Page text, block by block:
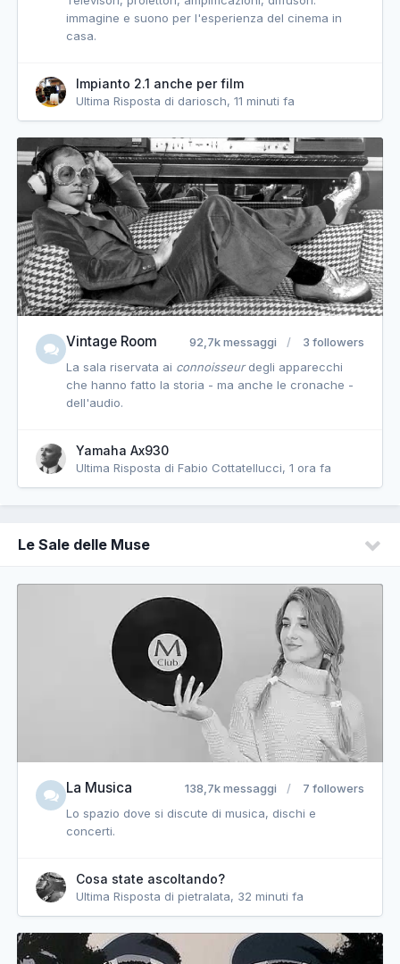
immagine e suono per l'esperienza del cinema in
casa.
Impianto 2.1 anche per film
Ultima Risposta di dariosch, 11 minuti fa
Vintage Room 92,7k messaggi
3 followers
La sala riservata ai connoisseurdegli apparecchi
che hanno fatto la storia - ma anche le cronache -
dell'audio.
Yamaha Ax930
Ultima Risposta di Fabio Cottatellucci, 1 ora fa
Le Sale delle Muse
La Musica 138,7k messaggi
7 followers
Lo spazio dove si discute di musica, dischi e
concerti.
Cosa state ascoltando?
Ultima Risposta di pietralata, 32 minuti fa